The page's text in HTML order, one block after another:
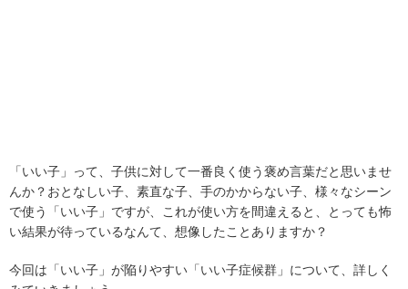
「いい子」って、子供に対して一番良く使う褒め言葉だと思いませ
んか？おとなしい子、素直な子、手のかからない子、様々なシーン
で使う「いい子」ですが、これが使い方を間違えると、とっても怖
い結果が待っているなんて、想像したことありますか？
今回は「いい子」が陥りやすい「いい子症候群」について、詳しく